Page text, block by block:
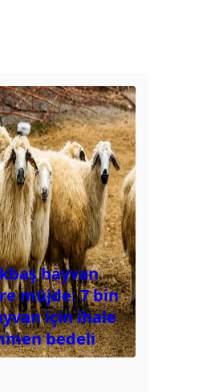
hayvan
müjde: 7 bin
için ihale
bedeli